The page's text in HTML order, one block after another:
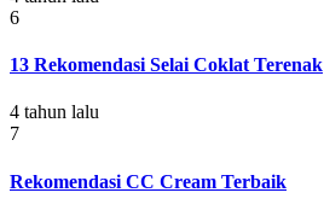
6
13 Rekomendasi Selai Coklat Terenak
4 tahun lalu
7
Rekomendasi CC Cream Terbaik